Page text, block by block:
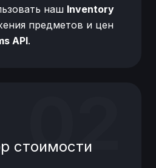
наш Inventory
предметов и цен
API.
02
стоимости